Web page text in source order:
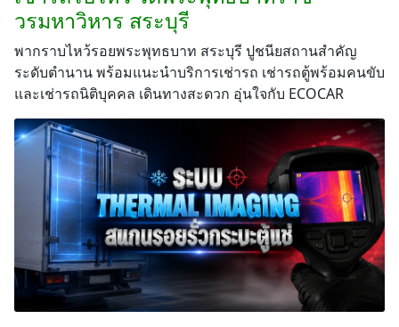
วรมหาวิหาร สระบุรี
พากราบไหว้รอยพระพุทธบาท สระบุรี ปูชนียสถานสำคัญ
ระดับตำนาน พร้อมแนะนำบริการเช่ารถ เช่ารถตู้พร้อมคนขับ
และเช่ารถนิติบุคคล เดินทางสะดวก อุ่นใจกับ ECOCAR